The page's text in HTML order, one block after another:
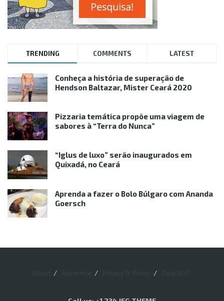
TRENDING COMMENTS LATEST
Conheça a história de superação de
Hendson Baltazar, Mister Ceará 2020
Pizzaria temática propõe uma viagem de
sabores à “Terra do Nunca”
“Iglus de luxo” serão inaugurados em
Quixadá, no Ceará
Aprenda a fazer o Bolo Búlgaro com Ananda
Goersch